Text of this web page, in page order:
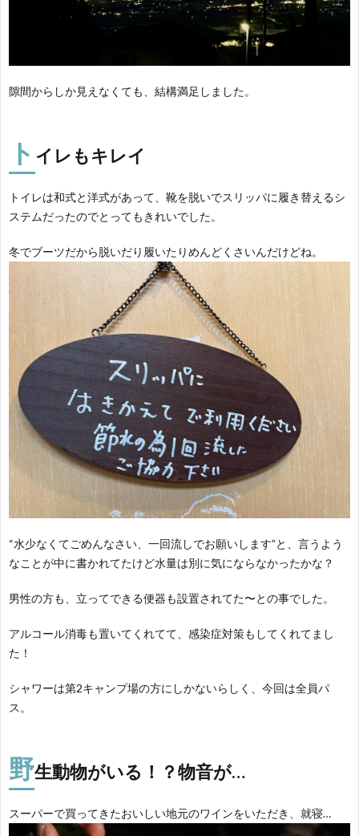
隙間からしか見えなくても、結構満足しました。
ト イレ もキレイ
トイレは和式と洋式があって、靴を脱いでスリッパに履き替えるシ
ステムだったのでとってもきれいでした。
冬でブーツだから脱いだり履いたりめんどくさいんだけどね。
“水少なくてごめんなさい、一回流しでお願いします”と、言うよう
なことが中に書かれてたけど水量は別に気にならなかったかな？
男性の方も、立ってできる便器も設置されてた〜との事でした。
アルコール消毒も置いてくれてて、感染症対策もしてくれてまし
た！
シャワーは第2キャンプ場の方にしかないらしく、今回は全員パ
ス。
野生動物がいる！？物音が…
スーパーで買ってきたおいしい地元のワインをいただき、就寝…